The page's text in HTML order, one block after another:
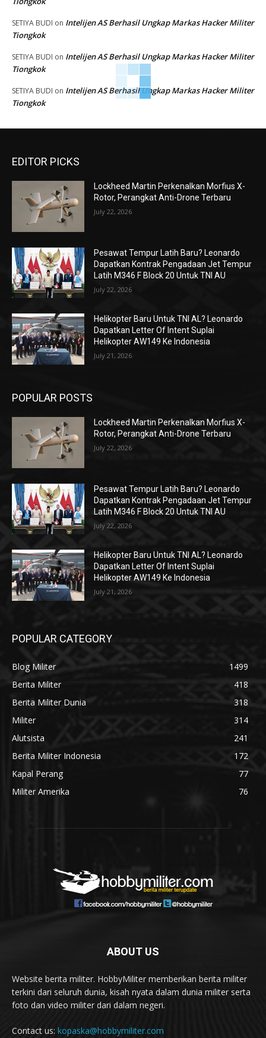
SETIYA BUDI on Intelijen AS Berhasil Ungkap Markas Hacker Militer
Tiongkok
SETIYA BUDI on Intelijen AS Berhasil Ungkap Markas Hacker Militer
Tiongkok
SETIYA BUDI on Intelijen AS Berhasil Ungkap Markas Hacker Militer
Tiongkok
EDITOR PICKS
Lockheed Martin Perkenalkan Morfius X-
Rotor, Perangkat Anti-Drone Terbaru
July 22, 2026
Pesawat Tempur Latih Baru? Leonardo
Dapatkan Kontrak Pengadaan Jet Tempur
Latih M346 F Block 20 Untuk TNI AU
July 22, 2026
Helikopter Baru Untuk TNI AL? Leonardo
Dapatkan Letter Of Intent Suplai
Helikopter AW149 Ke Indonesia
July 21, 2026
POPULAR POSTS
Lockheed Martin Perkenalkan Morfius X-
Rotor, Perangkat Anti-Drone Terbaru
July 22, 2026
Pesawat Tempur Latih Baru? Leonardo
Dapatkan Kontrak Pengadaan Jet Tempur
Latih M346 F Block 20 Untuk TNI AU
July 22, 2026
Helikopter Baru Untuk TNI AL? Leonardo
Dapatkan Letter Of Intent Suplai
Helikopter AW149 Ke Indonesia
July 21, 2026
POPULAR CATEGORY
Blog Militer
1499
Berita Militer
418
Berita Militer Dunia
318
Militer
314
Alutsista
241
Berita Militer Indonesia
172
Kapal Perang
77
Militer Amerika
76
ABOUT US
Website berita militer. HobbyMiliter memberikan berita militer
terkini dari seluruh dunia, kisah nyata dalam dunia militer serta
foto dan video militer dari dalam negeri.
Contact us: kopaska@hobbymiliter.com